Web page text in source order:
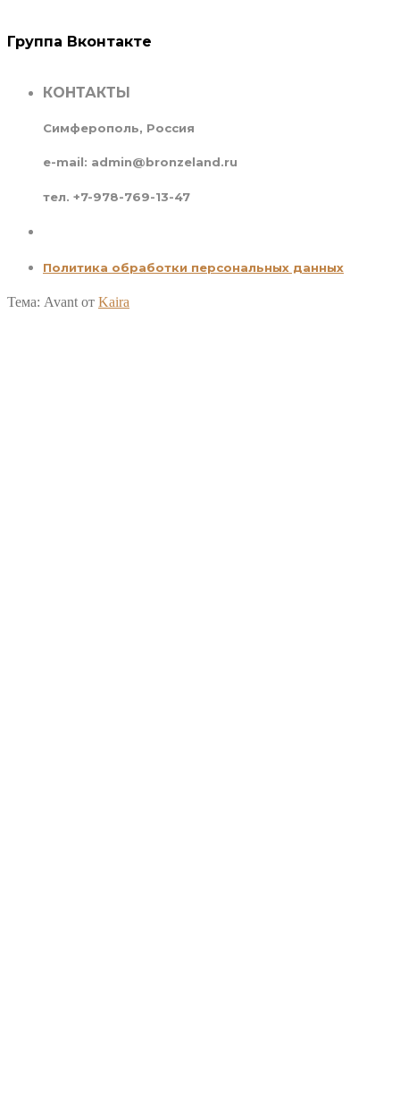
Группа Вконтакте
КОНТАКТЫ
Симферополь, Россия
e-mail: admin@bronzeland.ru
тел. +7-978-769-13-47
Политика обработки персональных данных
Тема: Avant от Kaira